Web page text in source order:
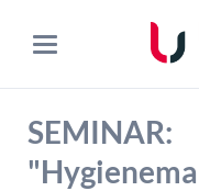
SEMINAR: